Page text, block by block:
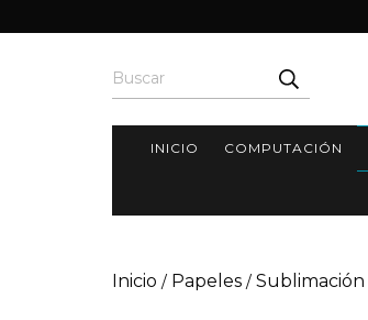
INICIO COMPUTACIÓN
Inicio / Papeles / Sublimación